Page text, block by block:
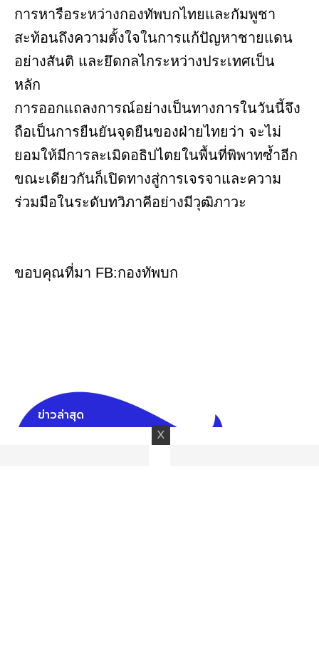
การหารือระหว่างกองทัพบกไทยและกัมพูชา
สะท้อนถึงความตั้งใจในการแก้ปัญหาชายแดน
อย่างสันติ และยึดกลไกระหว่างประเทศเป็น
หลัก
การออกแถลงการณ์อย่างเป็นทางการในวันนี้จึง
ถือเป็นการยืนยันจุดยืนของฝ่ายไทยว่า จะไม่
ยอมให้มีการละเมิดอธิปไตยในพื้นที่พิพาทซ้ำอีก
ขณะเดียวกันก็เปิดทางสู่การเจรจาและความ
ร่วมมือในระดับทวิภาคีอย่างมีวุฒิภาวะ
ขอบคุณที่มา FB:กองทัพบก
ข่าวล่าสุด